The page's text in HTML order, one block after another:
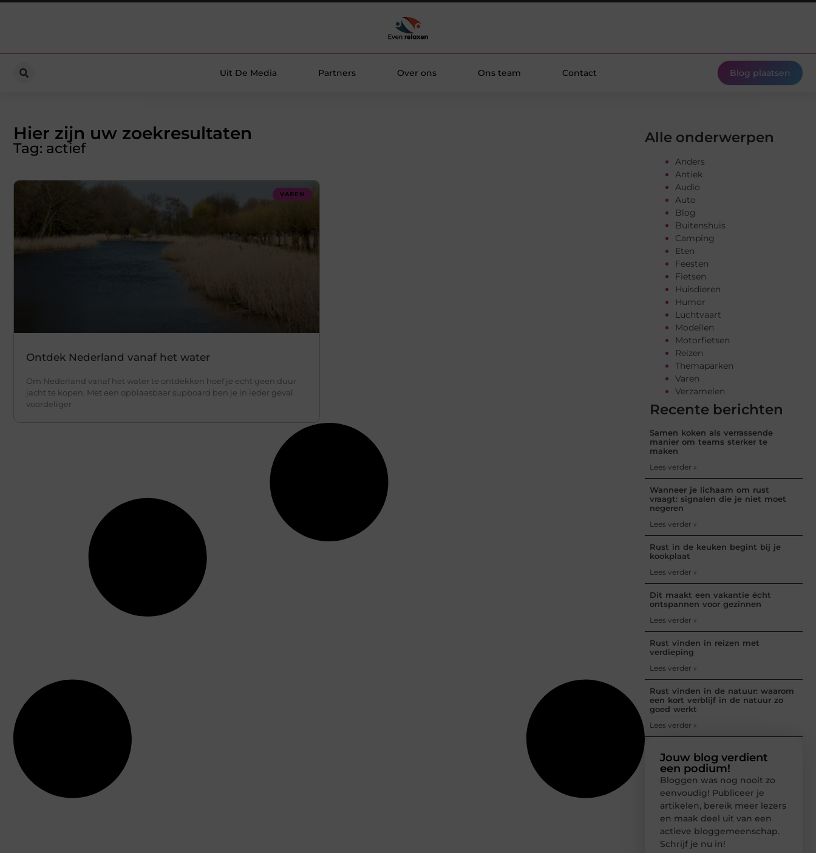
Uit De Media Partners Over ons Ons team Contact Blog plaatsen
Hier zijn uw zoekresultaten
Tag: actief
VAREN
Ontdek Nederland vanaf het water
Om Nederland vanaf het water te ontdekken hoef je echt geen duur
jacht te kopen. Met een opblaasbaar supboard ben je in ieder geval
voordeliger
Alle onderwerpen
Anders
Antiek
Audio
Auto
Blog
Buitenshuis
Camping
Eten
Feesten
Fietsen
Huisdieren
Humor
Luchtvaart
Modellen
Motorfietsen
Reizen
Themaparken
Varen
Verzamelen
Recente berichten
Samen koken als verrassende
manier om teams sterker te
maken
Lees verder »
Wanneer je lichaam om rust
vraagt: signalen die je niet moet
negeren
Lees verder »
Rust in de keuken begint bij je
kookplaat
Lees verder »
Dit maakt een vakantie écht
ontspannen voor gezinnen
Lees verder »
Rust vinden in reizen met
verdieping
Lees verder »
Rust vinden in de natuur: waarom
een kort verblijf in de natuur zo
goed werkt
Lees verder »
Jouw blog verdient
een podium!
Bloggen was nog nooit zo
eenvoudig! Publiceer je
artikelen, bereik meer lezers
en maak deel uit van een
actieve bloggemeenschap.
Schrijf je nu in!